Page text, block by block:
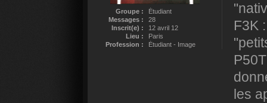
Groupe :
Étudiant
Messages :
28
Inscrit(e) :
12 avril 12
Lieu :
Paris
Profession :
Étudiant - Image
F3K
les